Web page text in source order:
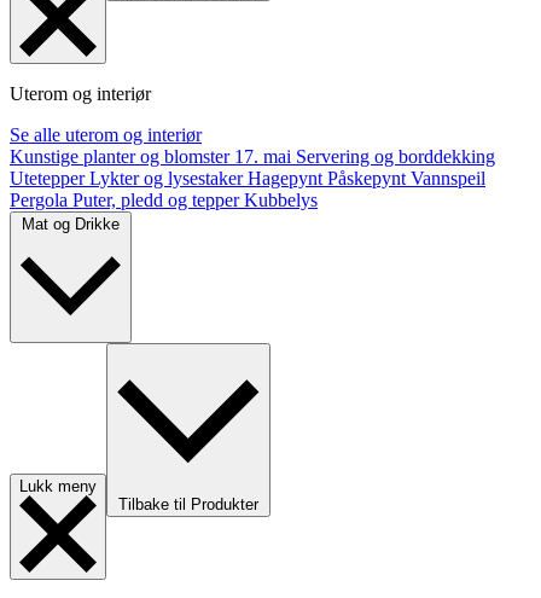
Uterom og interiør
Se alle uterom og interiør
Kunstige planter og blomster 17. mai Servering og borddekking
UtetepperLykter og lysestakerHagepynt Påskepynt Vannspeil
Pergola Puter, pledd og tepperKubbelys
Lukk meny
Tilbake til Produkter